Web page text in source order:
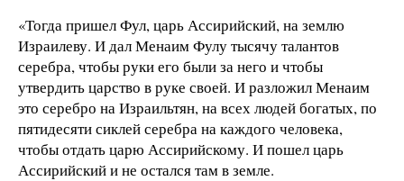
«Тогда пришел Фул, царь Ассирийский, на землю
Израилеву. И дал Менаим Фулу тысячу талантов
серебра, чтобы руки его были за него и чтобы
утвердить царство в руке своей. И разложил Менаим
это серебро на Израильтян, на всех людей богатых, по
пятидесяти сиклей серебра на каждого человека,
чтобы отдать царю Ассирийскому. И пошел царь
Ассирийский и не остался там в земле.